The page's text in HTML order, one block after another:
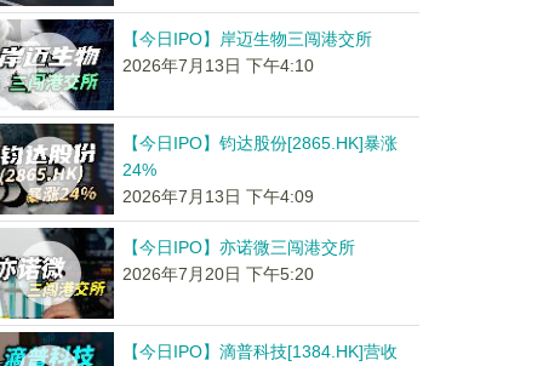
【今日IPO】岸迈生物三闯港交所
2026年7月13日 下午4:10
【今日IPO】钧达股份[2865.HK]暴涨
24%
2026年7月13日 下午4:09
【今日IPO】亦诺微三闯港交所
2026年7月20日 下午5:20
【今日IPO】滴普科技[1384.HK]营收